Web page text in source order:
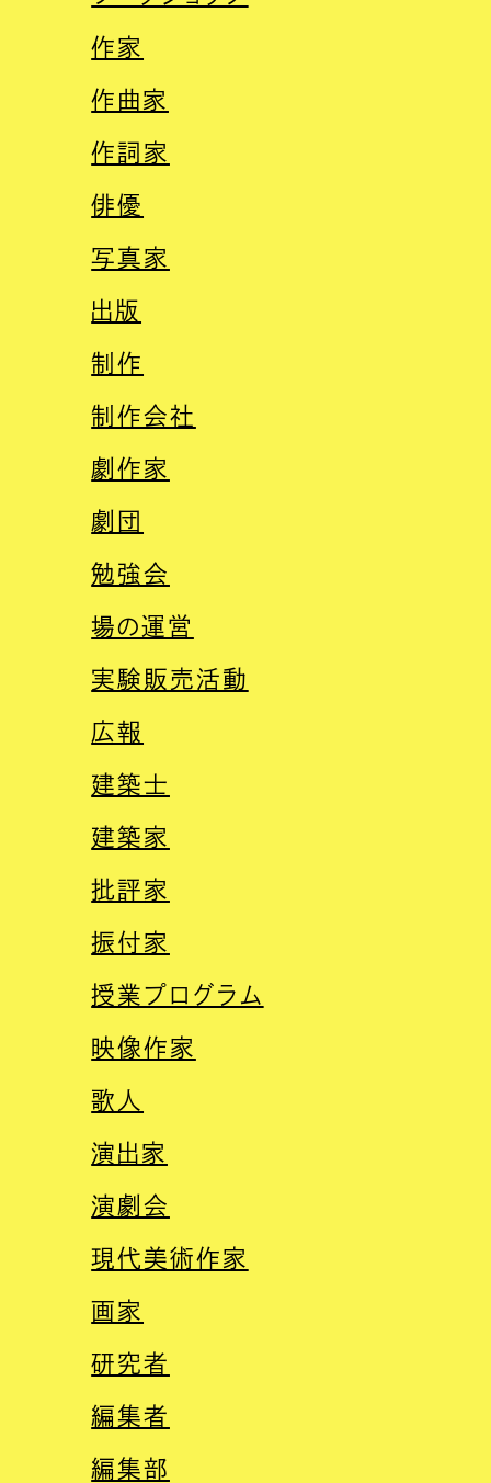
作家
作曲家
作詞家
俳優
写真家
出版
制作
制作会社
劇作家
劇団
勉強会
場の運営
実験販売活動
広報
建築士
建築家
批評家
振付家
授業プログラム
映像作家
歌人
演出家
演劇会
現代美術作家
画家
研究者
編集者
編集部